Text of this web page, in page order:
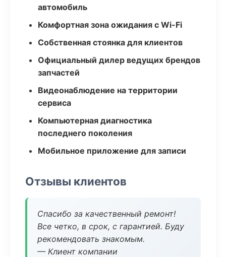
автомобиль
Комфортная зона ожидания с Wi-Fi
Собственная стоянка для клиентов
Официальный дилер ведущих брендов
запчастей
Видеонаблюдение на территории
сервиса
Компьютерная диагностика
последнего поколения
Мобильное приложение для записи
Отзывы клиентов
Спасибо за качественный ремонт!
Все четко, в срок, с гарантией. Буду
рекомендовать знакомым.
— Клиент компании